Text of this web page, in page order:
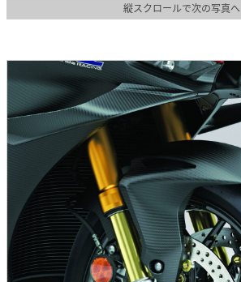
縦スクロールで次の写真へ